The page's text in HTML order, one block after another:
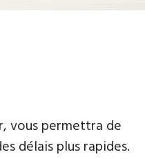
vous permettra de
délais plus rapides.